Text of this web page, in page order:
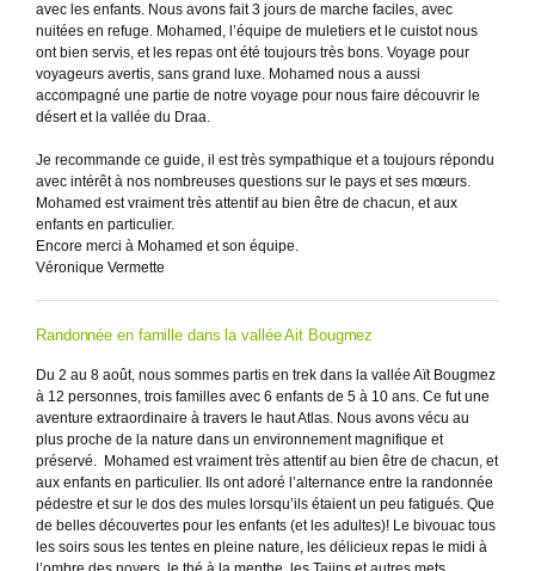
avec les enfants. Nous avons fait 3 jours de marche faciles, avec
nuitées en refuge. Mohamed, l’équipe de muletiers et le cuistot nous
ont bien servis, et les repas ont été toujours très bons. Voyage pour
voyageurs avertis, sans grand luxe. Mohamed nous a aussi
accompagné une partie de notre voyage pour nous faire découvrir le
désert et la vallée du Draa.
Je recommande ce guide, il est très sympathique et a toujours répondu
avec intérêt à nos nombreuses questions sur le pays et ses mœurs.
Mohamed est vraiment très attentif au bien être de chacun, et aux
enfants en particulier.
Encore merci à Mohamed et son équipe.
Véronique Vermette
Randonnée en famille dans la vallée Ait Bougmez
Du 2 au 8 août, nous sommes partis en trek dans la vallée Aït Bougmez
à 12 personnes, trois familles avec 6 enfants de 5 à 10 ans. Ce fut une
aventure extraordinaire à travers le haut Atlas. Nous avons vécu au
plus proche de la nature dans un environnement magnifique et
préservé. Mohamed est vraiment très attentif au bien être de chacun, et
aux enfants en particulier. Ils ont adoré l’alternance entre la randonnée
pédestre et sur le dos des mules lorsqu’ils étaient un peu fatigués. Que
de belles découvertes pour les enfants (et les adultes)! Le bivouac tous
les soirs sous les tentes en pleine nature, les délicieux repas le midi à